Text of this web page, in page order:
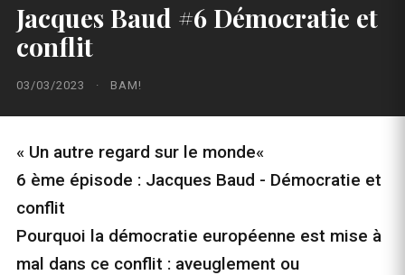
Jacques Baud #6 Démocratie et
conflit
03/03/2023 · BAM!
« Un autre regard sur le monde«
6 ème épisode : Jacques Baud - Démocratie et
conflit
Pourquoi la démocratie européenne est mise à
mal dans ce conflit : aveuglement ou